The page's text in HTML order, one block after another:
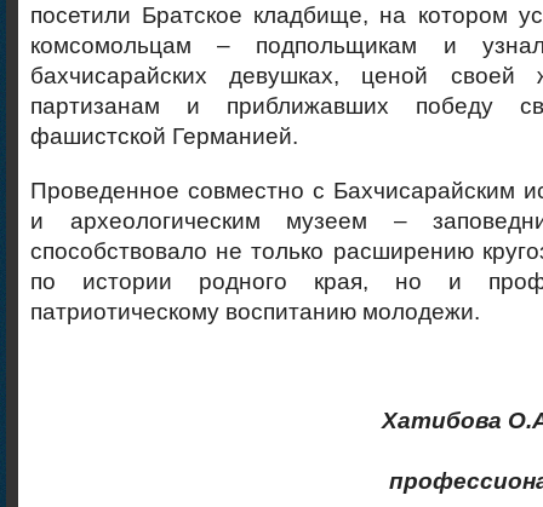
посетили Братское кладбище, на котором
комсомольцам – подпольщикам и
бахчисарайских девушках, ценой своей
партизанам и приближавших победу
фашистской Германией.
Проведенное совместно с Бахчисарайским
и археологическим музеем –
способствовало не только расширению
по истории родного края, но и
патриотическому воспитанию молодежи.
Хатибова